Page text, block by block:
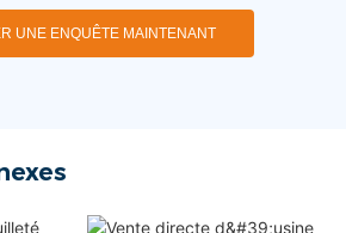
UNE ENQUÊTE MAINTENANT